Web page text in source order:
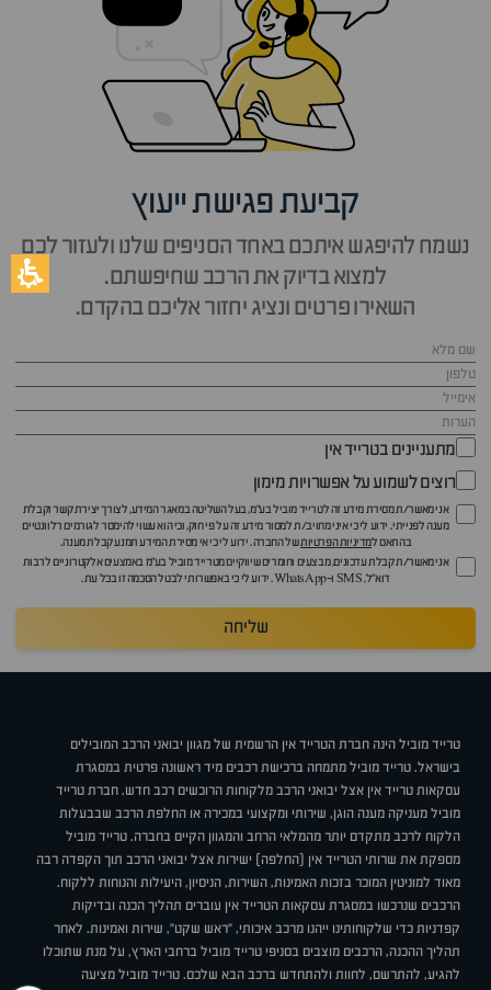
קביעת פגישת ייעוץ
נשמח להיפגש איתכם באחד הסניפים שלנו ולעזור לכם
למצוא בדיוק את הרכב שחיפשתם.
השאירו פרטים ונציג יחזור אליכם בהקדם.
מתעניינים בטרייד אין
רוצים לשמוע על אפשרויות מימון
אני מאשר/ת מסירת מידע זה לטרייד מוביל בע"מ, בעל השליטה במאגר המידע, לצורך יצירת קשר וקבלת
מענה לפנייתי. ידוע לי כי איני מחויב/ת למסור מידע זה על פי חוק, וכי הוא עשוי להימסר לגורמים רלוונטיים
בהתאם למדיניות הפרטיותשל החברה. ידוע לי כי אי מסירת המידע תמנע קבלת מענה.
אני מאשר/ת קבלת עדכונים, מבצעים וחומרים שיווקיים מטרייד מוביל בע"מ באמצעים אלקטרוניים לרבות
דוא״ל, SMS ו-WhatsApp. ידוע לי כי באפשרותי לבטל הסכמה זו בכל עת.
שליחה
טרייד מוביל הינה חברת הטרייד אין הרשמית של מגוון יבואני הרכב המובילים
בישראל. טרייד מוביל מתמחה ברכישת רכבים מיד ראשונה פרטית במסגרת
עסקאות טרייד אין אצל יבואני הרכב מלקוחות הרוכשים רכב חדש. חברת טרייד
מוביל מעניקה מענה הוגן, שירותי ומקצועי במכירה או החלפת הרכב שבבעלות
הלקוח לרכב מתקדם יותר מהמלאי הרחב והמגוון הקיים בחברה. טרייד מוביל
מספקת את שרותי הטרייד אין (החלפה) ישירות אצל יבואני הרכב תוך הקפדה רבה
מאוד למוניטין המוכר בזכות האמינות, השירות, הניסיון, היעילות והנוחות ללקוח.
הרכבים שנרכשו במסגרת עסקאות הטרייד אין עוברים תהליך הכנה ובדיקות
קפדניות כדי שלקוחותינו ייהנו מרכב איכותי, "ראש שקט", שירות ואמינות. לאחר
תהליך ההכנה, הרכבים מוצבים בסניפי טרייד מוביל ברחבי הארץ, על מנת שתוכלו
להגיע, להתרשם, לחוות ולהתחדש ברכב הבא שלכם. טרייד מוביל מציעה